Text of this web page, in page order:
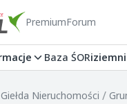
PremiumForum
Baza ŚOR
Giełda Nieruchomości /